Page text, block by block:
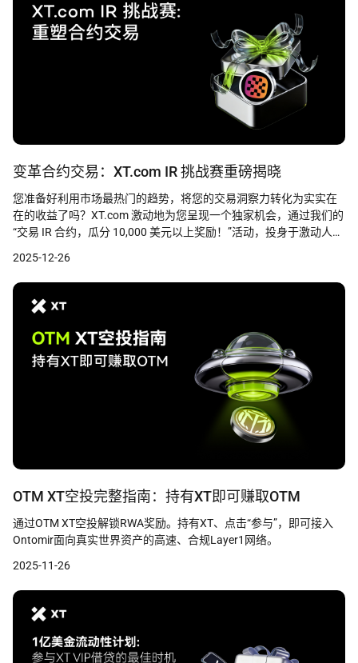
变革合约交易：XT.com IR 挑战赛重磅揭晓
您准备好利用市场最热门的趋势，将您的交易洞察力转化为实实在
在的收益了吗？XT.com 激动地为您呈现一个独家机会，通过我们的
“交易 IR 合约，瓜分 10,000 美元以上奖励！”活动，投身于激动人心
仅仅是另一场普通的交易竞赛；这是一份直接的邀请，邀请您瓜分
专为奖励积极交易者而设计的 10,000 美元以上巨额奖池。加密货币
市场瞬息万变，在有限的时间内，您驾驭 IR 合约波动的能力将为您
解锁直接存入投资组合的丰厚奖金。无论您是希望最大化每日交易
量的经验丰富的老手，还是善于捕捉完美入场机会的策略交易者，
本次活动都旨在扩大您的成功。
2025-12-26
OTM XT空投完整指南：持有XT即可赚取OTM
通过OTM XT空投解锁RWA奖励。持有XT、点击“参与”，即可接入
Ontomir面向真实世界资产的高速、合规Layer1网络。
2025-11-26